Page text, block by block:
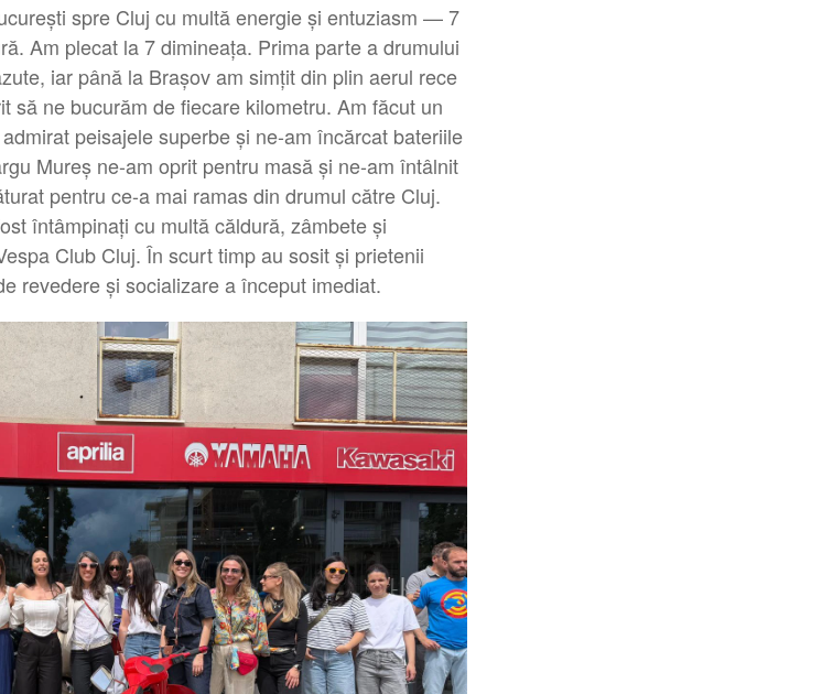
spre Cluj cu multă energie și entuziasm — 7
Am plecat la 7 dimineața. Prima parte a drumului
iar până la Brașov am simțit din plin aerul rece
să ne bucurăm de fiecare kilometru. Am făcut un
peisajele superbe și ne-am încărcat bateriile
Mureș ne-am oprit pentru masă și ne-am întâlnit
pentru ce-a mai ramas din drumul către Cluj.
întâmpinați cu multă căldură, zâmbete și
Club Cluj. În scurt timp au sosit și prietenii
revedere și socializare a început imediat.